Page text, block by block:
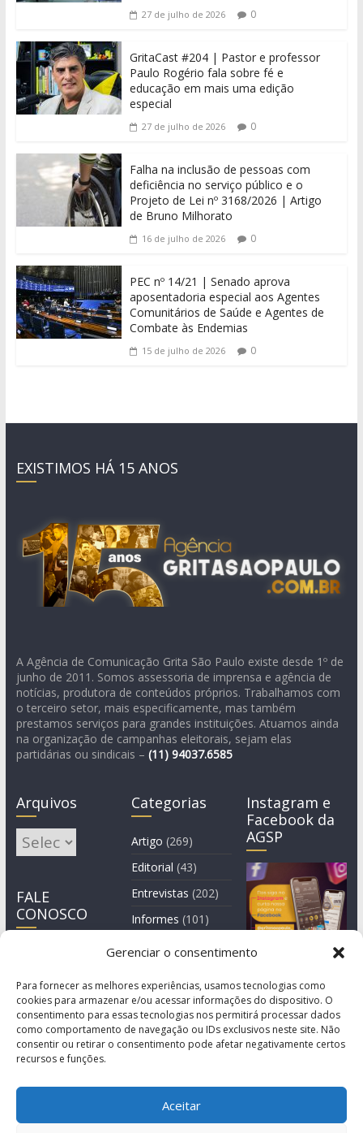
Gerenciar o consentimento
Para fornecer as melhores experiências, usamos tecnologias como
cookies para armazenar e/ou acessar informações do dispositivo. O
consentimento para essas tecnologias nos permitirá processar dados
como comportamento de navegação ou IDs exclusivos neste site. Não
consentir ou retirar o consentimento pode afetar negativamente certos
recursos e funções.
Aceitar
27 de julho de 2026 0
GritaCast #204 | Pastor e professor
Paulo Rogério fala sobre fé e
educação em mais uma edição
especial
27 de julho de 2026 0
Falha na inclusão de pessoas com
deficiência no serviço público e o
Projeto de Lei nº 3168/2026 | Artigo
de Bruno Milhorato
16 de julho de 2026 0
PEC nº 14/21 | Senado aprova
aposentadoria especial aos Agentes
Comunitários de Saúde e Agentes de
Combate às Endemias
15 de julho de 2026 0
EXISTIMOS HÁ 15 ANOS
A Agência de Comunicação Grita São Paulo existe desde 1º de
junho de 2011. Somos assessoria de imprensa e agência de
notícias, produtora de conteúdos próprios. Trabalhamos com
o terceiro setor, mais especificamente, mas também
prestamos serviços para grandes instituições. Atuamos ainda
na organização de campanhas eleitorais, sejam elas
partidárias ou sindicais – (11) 94037.6585
Arquivos
Arquivos
FALE
CONOSCO
Categorias
Artigo (269)
Editorial (43)
Entrevistas (202)
Informes (101)
Manchete
Instagram e
Facebook da
AGSP